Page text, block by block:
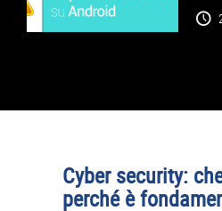
Cyber security:
perché è